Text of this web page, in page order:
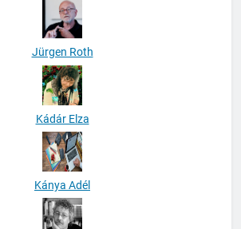
Jürgen Roth
Kádár Elza
Kánya Adél